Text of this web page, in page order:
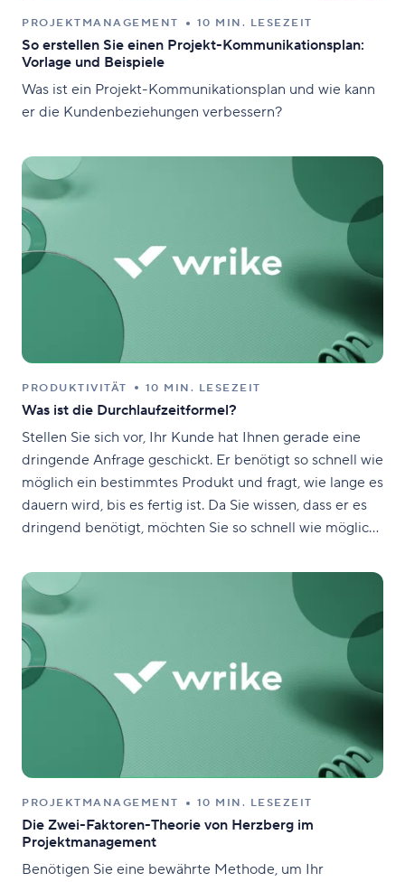
PROJEKTMANAGEMENT 10 MIN. LESEZEIT
So erstellen Sie einen Projekt-Kommunikationsplan:
Vorlage und Beispiele
Was ist ein Projekt-Kommunikationsplan und wie kann
er die Kundenbeziehungen verbessern?
PRODUKTIVITÄT 10 MIN. LESEZEIT
Was ist die Durchlaufzeitformel?
Stellen Sie sich vor, Ihr Kunde hat Ihnen gerade eine
dringende Anfrage geschickt. Er benötigt so schnell wie
möglich ein bestimmtes Produkt und fragt, wie lange es
dauern wird, bis es fertig ist. Da Sie wissen, dass er es
dringend benötigt, möchten Sie so schnell wie möglich
Kunden innerhalb von
PROJEKTMANAGEMENT 10 MIN. LESEZEIT
Die Zwei-Faktoren-Theorie von Herzberg im
Projektmanagement
Benötigen Sie eine bewährte Methode, um Ihr